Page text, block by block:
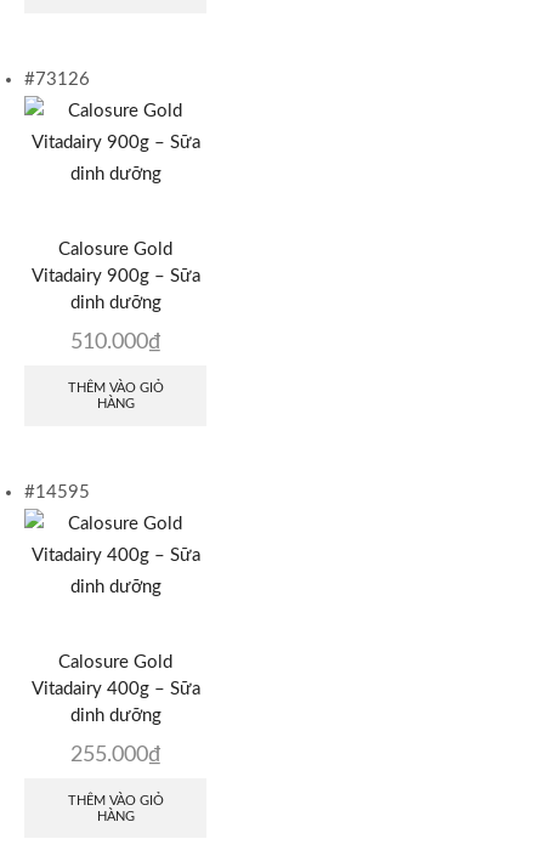
#73126
Calosure Gold
Vitadairy 900g – Sữa
dinh dưỡng
510.000₫
THÊM VÀO GIỎ
HÀNG
#14595
Calosure Gold
Vitadairy 400g – Sữa
dinh dưỡng
255.000₫
THÊM VÀO GIỎ
HÀNG